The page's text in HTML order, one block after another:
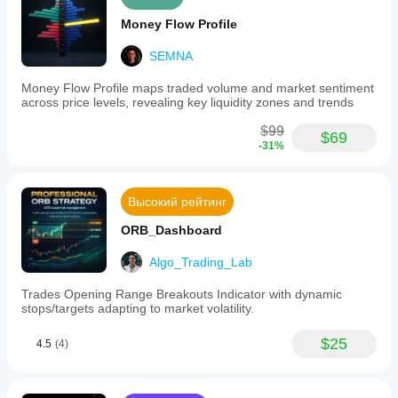
Money Flow Profile
SEMNA
Money Flow Profile maps traded volume and market sentiment
across price levels, revealing key liquidity zones and trends
$99
-31% $69
Высокий рейтинг
ORB_Dashboard
Algo_Trading_Lab
Trades Opening Range Breakouts Indicator with dynamic
stops/targets adapting to market volatility.
4.5 (4) $25